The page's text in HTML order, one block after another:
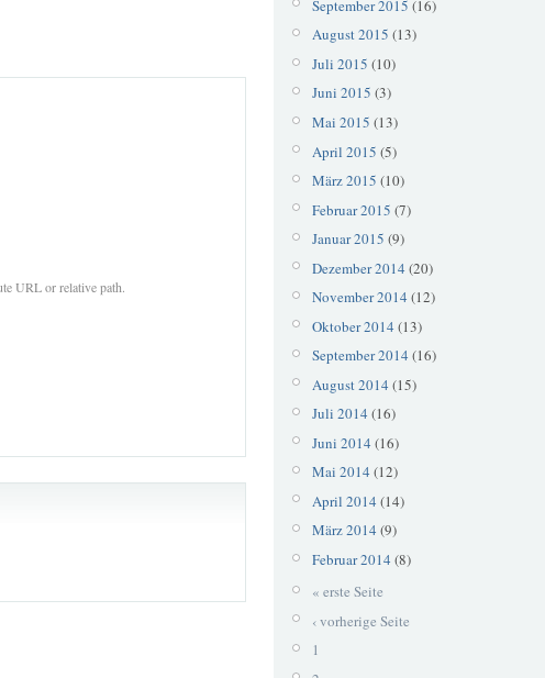
URL or relative path.
September 2015 (16)
August 2015 (13)
Juli 2015 (10)
Juni 2015 (3)
Mai 2015 (13)
April 2015 (5)
März 2015 (10)
Februar 2015 (7)
Januar 2015 (9)
Dezember 2014 (20)
November 2014 (12)
Oktober 2014 (13)
September 2014 (16)
August 2014 (15)
Juli 2014 (16)
Juni 2014 (16)
Mai 2014 (12)
April 2014 (14)
März 2014 (9)
Februar 2014 (8)
« erste Seite
‹ vorherige Seite
1